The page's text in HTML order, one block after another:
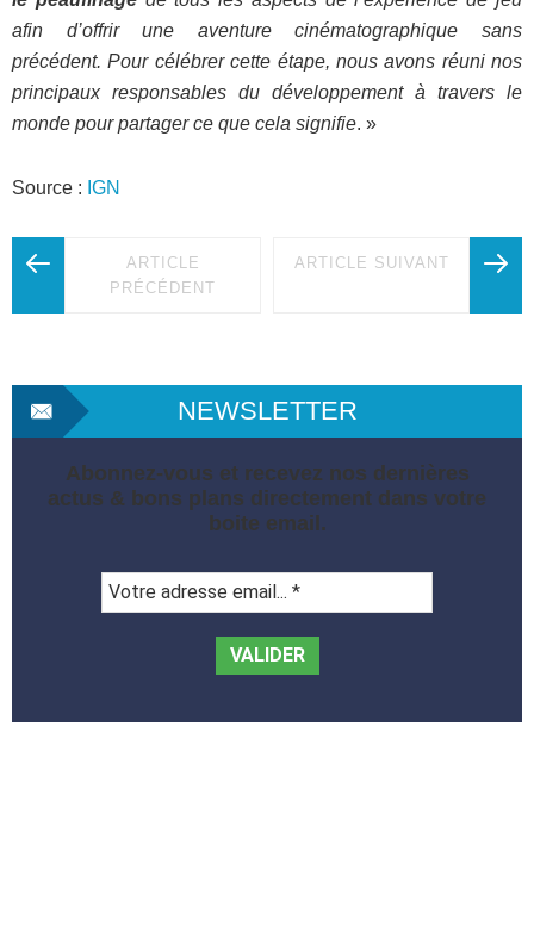
afin d’offrir une aventure cinématographique sans
précédent. Pour célébrer cette étape, nous avons réuni nos
principaux responsables du développement à travers le
monde pour partager ce que cela signifie. »
Source : IGN
ARTICLE
PRÉCÉDENT
ARTICLE SUIVANT
NEWSLETTER
Abonnez-vous et recevez nos dernières
actus & bons plans directement dans votre
boite email.
adresse